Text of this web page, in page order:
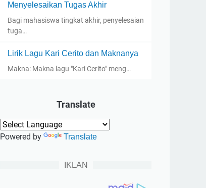
Menyelesaikan Tugas Akhir
Bagi mahasiswa tingkat akhir, penyelesaian
tuga…
Lirik Lagu Kari Cerito dan Maknanya
Makna: Makna lagu "Kari Cerito" meng…
Translate
Powered by Translate
IKLAN